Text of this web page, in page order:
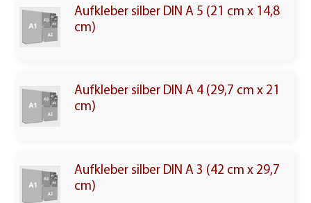
Aufkleber silber DIN A 5 (21 cm x 14,8
cm)
Aufkleber silber DIN A 4 (29,7 cm x 21
cm)
Aufkleber silber DIN A 3 (42 cm x 29,7
cm)